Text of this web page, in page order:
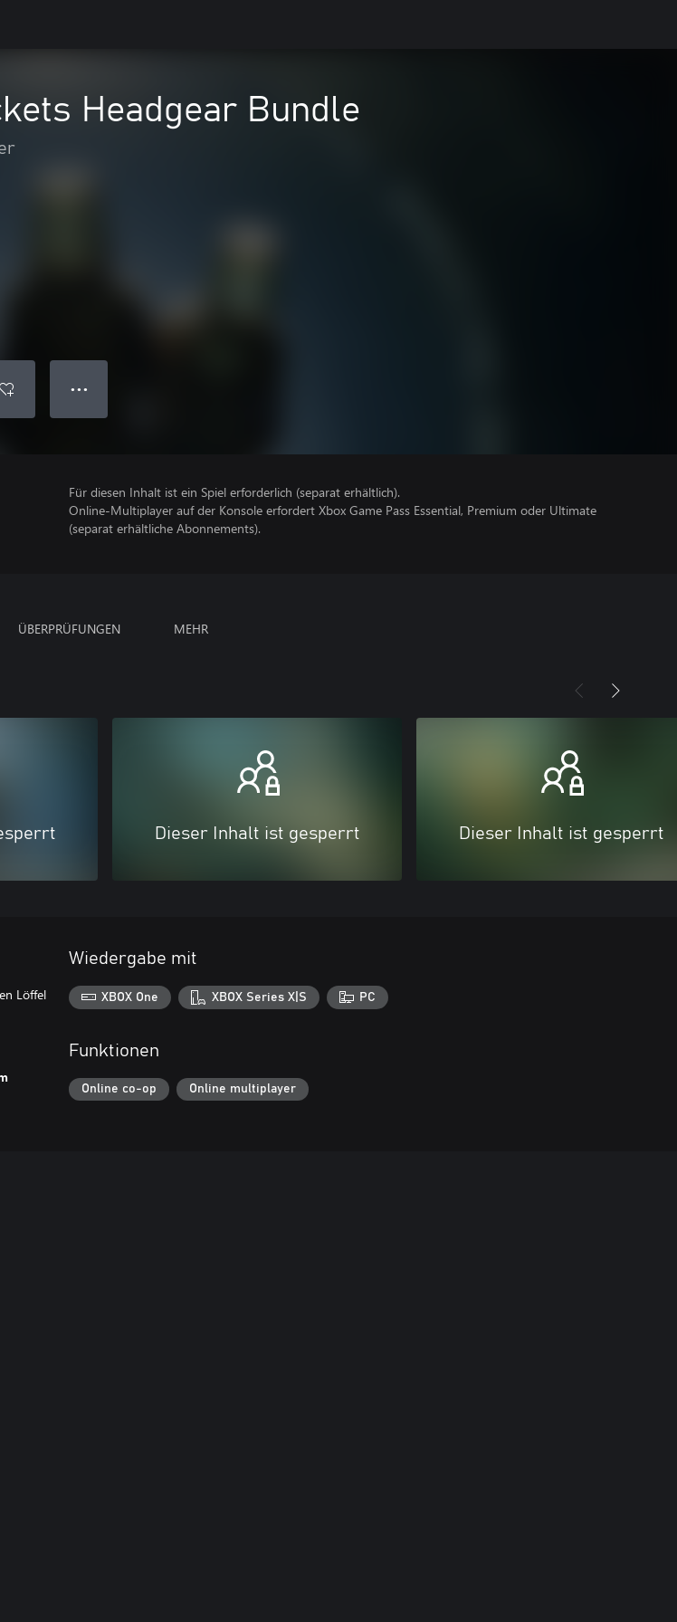
Headgear Bundle
● ● ●
Für diesen Inhalt ist ein Spiel erforderlich (separat erhältlich).
Online-Multiplayer auf der Konsole erfordert Xbox Game Pass Essential, Premium oder Ultimate
(separat erhältliche Abonnements).
ÜBERPRÜFUNGEN MEHR
Dieser Inhalt ist gesperrt Dieser Inhalt ist gesperrt
Löffel
Wiedergabe mit
XBOX One XBOX Series X|S PC
Funktionen
Online co-op Online multiplayer